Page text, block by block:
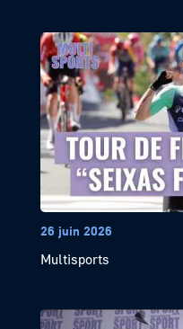
26 juin 2026
Multisports